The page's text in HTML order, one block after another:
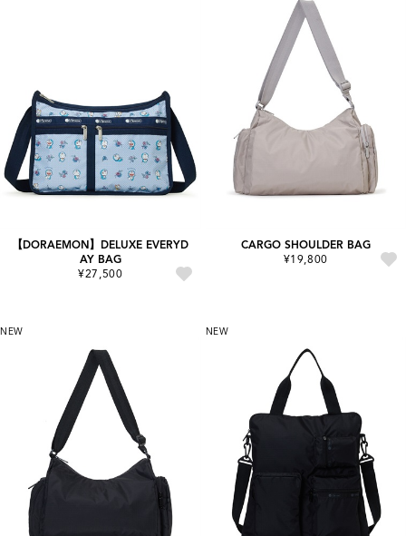
【DORAEMON】DELUXE EVERYD
AY BAG
¥27,500
CARGO SHOULDER BAG
¥19,800
NEW NEW